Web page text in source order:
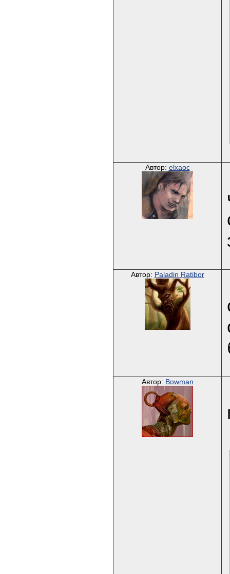
Автор: elxaoc
Автор: Paladin Ratibor
Автор: Bowman